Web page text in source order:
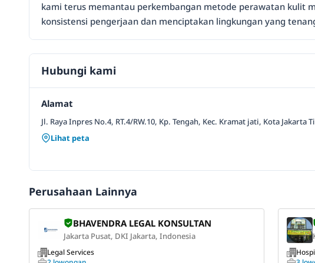
kami terus memantau perkembangan metode perawatan kulit
konsistensi pengerjaan dan menciptakan lingkungan yang
Hubungi kami
Alamat
Jl. Raya Inpres No.4, RT.4/RW.10, Kp. Tengah, Kec. Kramat jati, Kota
Lihat peta
Perusahaan Lainnya
BHAVENDRA LEGAL KONSULTAN
Jakarta Pusat, DKI Jakarta, Indonesia
Legal Services